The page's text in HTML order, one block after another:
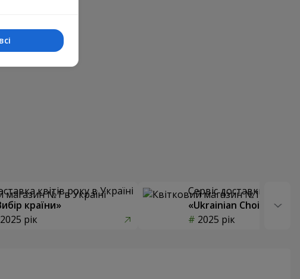
квітів року в Україні
країни»
2025 рік
Сервіс доставки квітів
«Ukrainian Choice»
2025 рік